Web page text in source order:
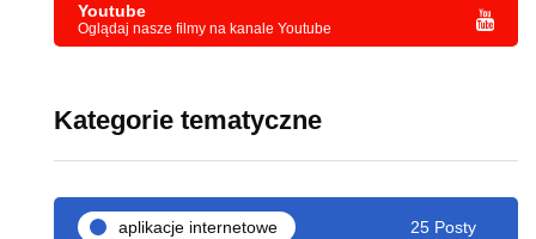
Youtube
Oglądaj nasze filmy na kanale Youtube
Kategorie tematyczne
aplikacje internetowe 25 Posty